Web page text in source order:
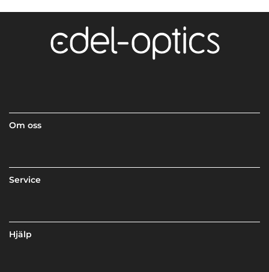
Om oss
Service
Hjälp